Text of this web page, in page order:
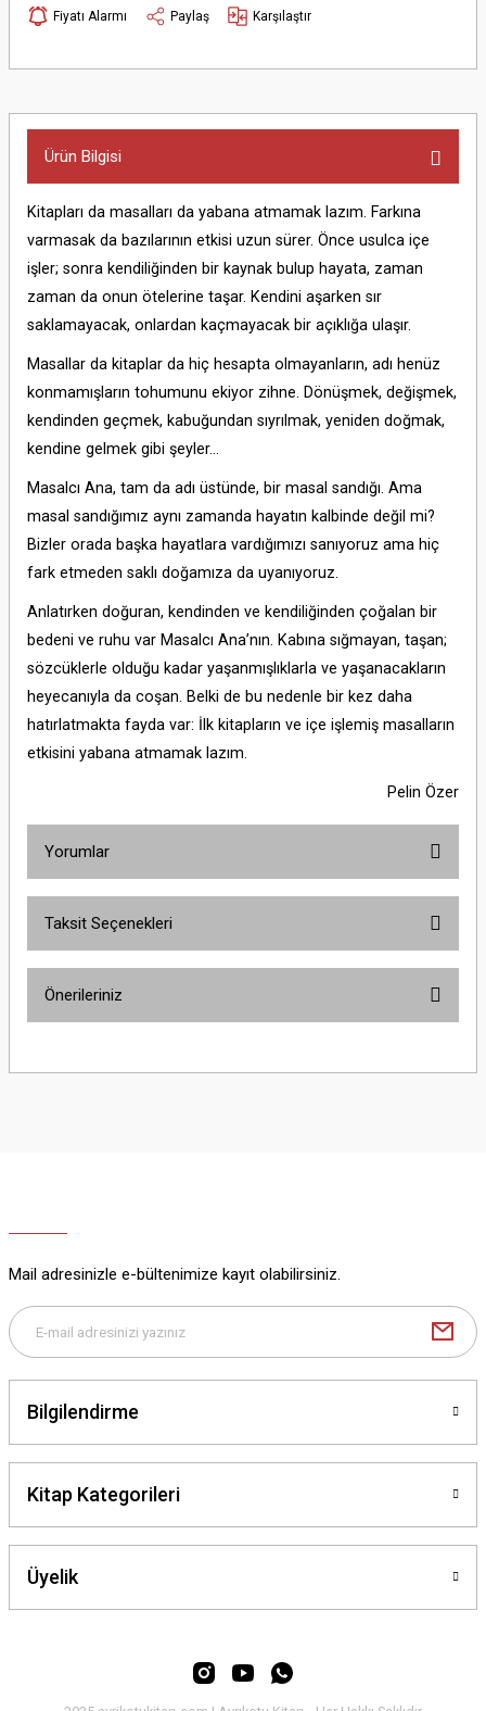
Fiyatı Alarmı
Paylaş Karşılaştır
Ürün Bilgisi
Kitapları da masalları da yabana atmamak lazım. Farkına
varmasak da bazılarının etkisi uzun sürer. Önce usulca içe
işler; sonra kendiliğinden bir kaynak bulup hayata, zaman
zaman da onun ötelerine taşar. Kendini aşarken sır
saklamayacak, onlardan kaçmayacak bir açıklığa ulaşır.
Masallar da kitaplar da hiç hesapta olmayanların, adı henüz
konmamışların tohumunu ekiyor zihne. Dönüşmek, değişmek,
kendinden geçmek, kabuğundan sıyrılmak, yeniden doğmak,
kendine gelmek gibi şeyler…
Masalcı Ana, tam da adı üstünde, bir masal sandığı. Ama
masal sandığımız aynı zamanda hayatın kalbinde değil mi?
Bizler orada başka hayatlara vardığımızı sanıyoruz ama hiç
fark etmeden saklı doğamıza da uyanıyoruz.
Anlatırken doğuran, kendinden ve kendiliğinden çoğalan bir
bedeni ve ruhu var Masalcı Ana’nın. Kabına sığmayan, taşan;
sözcüklerle olduğu kadar yaşanmışlıklarla ve yaşanacakların
heyecanıyla da coşan. Belki de bu nedenle bir kez daha
hatırlatmakta fayda var: İlk kitapların ve içe işlemiş masalların
etkisini yabana atmamak lazım.
Pelin Özer
Yorumlar
Taksit Seçenekleri
Önerileriniz
yetersiz gördüğünüz noktaları öneri formunu kullanarak tarafımıza
Bu ürüne benzer farklı alternatifler olmalı.
Mail adresinizle e-bültenimize kayıt olabilirsiniz.
Bilgilendirme
Kitap Kategorileri
Üyelik